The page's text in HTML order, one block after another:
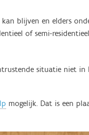
blijven en elders
of semi-
situatie niet
mogelijk. Dat is een